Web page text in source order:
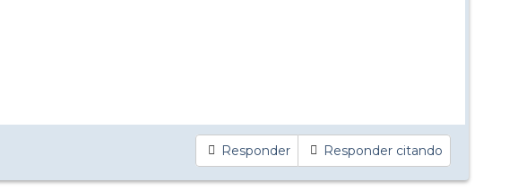
Responder Responder citando